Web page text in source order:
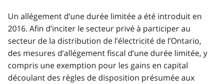
Un allégement d’une durée limitée a été introduit en
2016. Afin d’inciter le secteur privé à participer au
secteur de la distribution de l’électricité de l’Ontario,
des mesures d’allégement fiscal d’une durée limitée, y
compris une exemption pour les gains en capital
découlant des règles de disposition présumée aux